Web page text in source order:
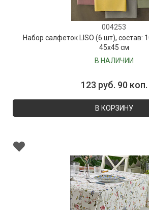
004253
Набор салфеток LISO (6 шт), состав:
45х45 см
В НАЛИЧИИ
123 руб. 90 коп.
В КОРЗИНУ